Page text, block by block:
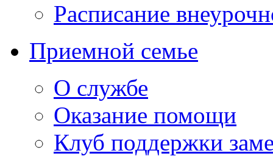
Расписание
Приемной семье
О службе
Оказание помощи
Клуб поддержки